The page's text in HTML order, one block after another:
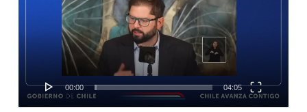
00:00 04:05